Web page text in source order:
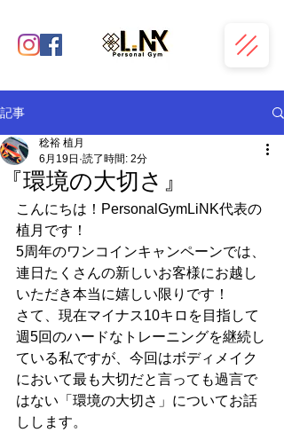
記事
『環境の大切さ』
稔裕 植月
6月19日 読了時間: 2分
こんにちは！PersonalGymLiNK代表の
植月です！
5周年のワンコインキャンペーンでは、
連日たくさんの新しいお客様にお越し
いただき本当に嬉しい限りです！
さて、現在マイナス10キロを目指して
週5回のハードなトレーニングを継続し
ている私ですが、今回はボディメイク
において最も大切だと言っても過言で
はない「環境の大切さ」についてお話
しします。